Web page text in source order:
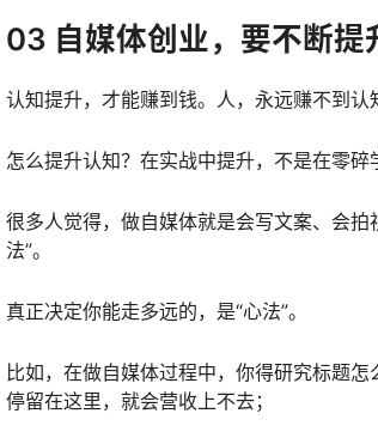
03 自媒体创业，要不断提
认知提升，才能赚到钱。人，永远赚不到认
怎么提升认知？在实战中提升，不是在零碎
很多人觉得，做自媒体就是会写文案、会
法”。
真正决定你能走多远的，是“心法”。
比如，在做自媒体过程中，你得研究标题
停留在这里，就会营收上不去；